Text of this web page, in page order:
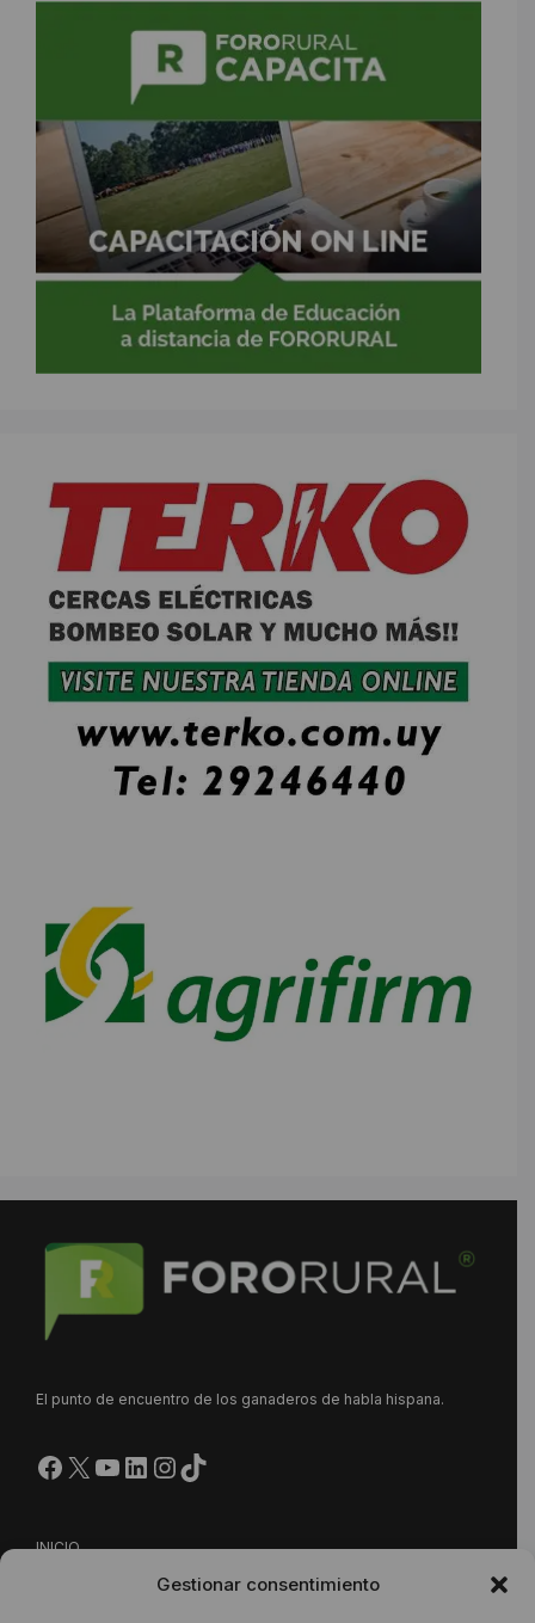
Gestionar consentimiento
El punto de encuentro de los ganaderos de habla hispana.
Facebook
X YouTube
LinkedIn
Instagram
https://www.tiktok.com/
INICIO
NUESTRA PROPUESTA